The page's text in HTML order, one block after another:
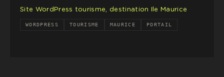
Site WordPress tourisme, destination Ile Maurice
WORDPRESS TOURISME MAURICE PORTAIL